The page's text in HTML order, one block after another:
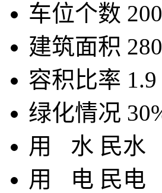
车位个数
建筑面积
容积比率 1.9
绿化情况
用 水 民水
用
电 民电